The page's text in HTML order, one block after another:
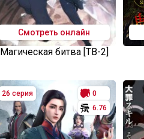
Смотреть онлайн
Магическая битва [ТВ-2]
26 серия
0
6.76